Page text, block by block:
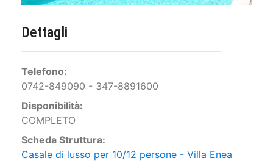
Dettagli
Telefono:
0742-849090 - 347-8891600
Disponibilità:
COMPLETO
Scheda Struttura:
Casale di lusso per 10/12 persone - Villa Enea